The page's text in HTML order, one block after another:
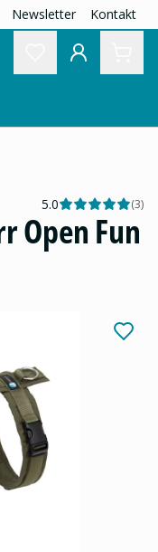
Newsletter Kontakt
5.0 (3)
Open Fun